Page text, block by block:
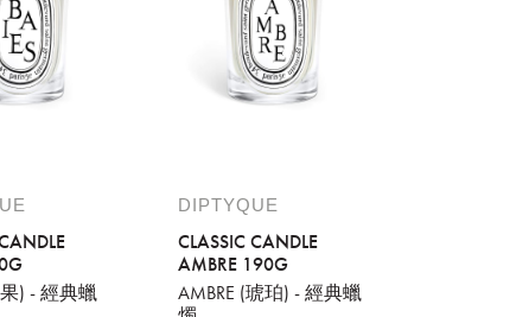
) - 經典蠟
DIPTYQUE
CLASSIC CANDLE
AMBRE 190G
AMBRE (琥珀) - 經典蠟